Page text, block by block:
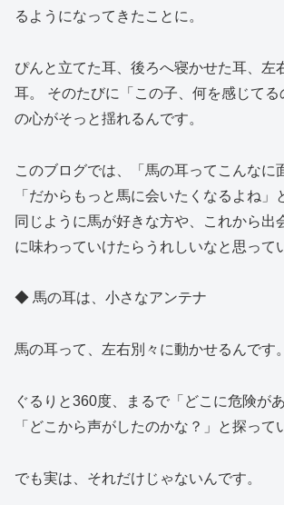
るようになってきたことに。
ぴんと立てた耳、後ろへ寝かせた耳、左
耳。 そのたびに「この子、何を感じてる
の心がそっと揺れるんです。
このブログでは、「馬の耳ってこんなに
「だからもっと馬に会いたくなるよね」
同じように馬が好きな方や、これから出
に味わっていけたらうれしいなと思って
◆ 馬の耳は、小さなアンテナ
馬の耳って、左右別々に動かせるんです。
ぐるりと360度、まるで「どこに危険が
「どこから声がしたのかな？」と探って
でも実は、それだけじゃないんです。